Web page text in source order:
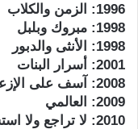
1996: الزمن والكلاب
1998: مبروك وبلبل
1998: الأنثى والدبور
2001: أسرار البنات
2008: آسف على الإزعاج
2009: العالمي
2010: لا تراجع ولا استسلام